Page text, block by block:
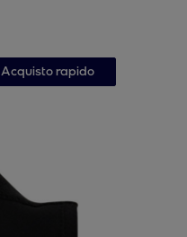
Acquisto rapido